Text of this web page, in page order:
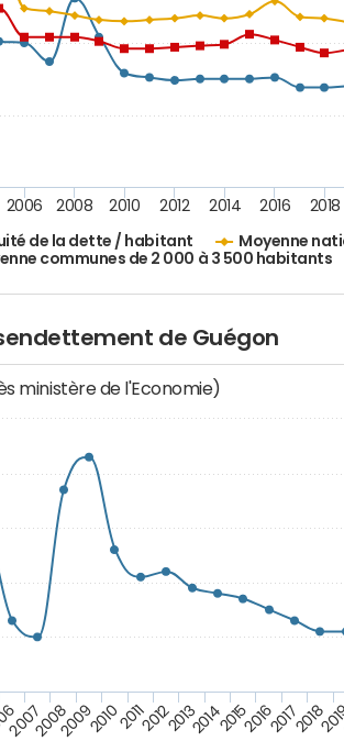
de la dette / habitant
Moyenne
communes de 2 000 à 3 500 habitants
2006 2008 2010 2012 2014 2016 2018
de Guégon
ministère de l'Economie)
200720082009201020112012201320142015201620172018